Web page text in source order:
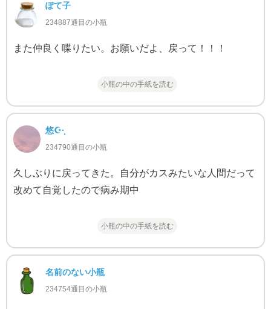
ぽて子
234887通目の小瓶
また仲良く喋りたい。お願いだよ、戻って！！！
小瓶の中の手紙を読む
悠☪·̩͙
234790通目の小瓶
久しぶりに戻ってきた。自分がカスみたいな人間だって
改めて自覚したので病み期中
小瓶の中の手紙を読む
名前のない小瓶
234754通目の小瓶